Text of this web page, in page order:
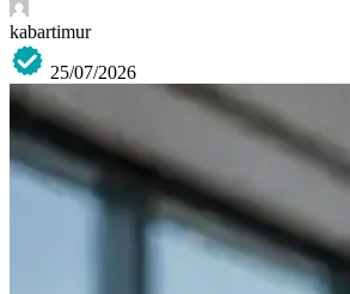
kabartimur
25/07/2026